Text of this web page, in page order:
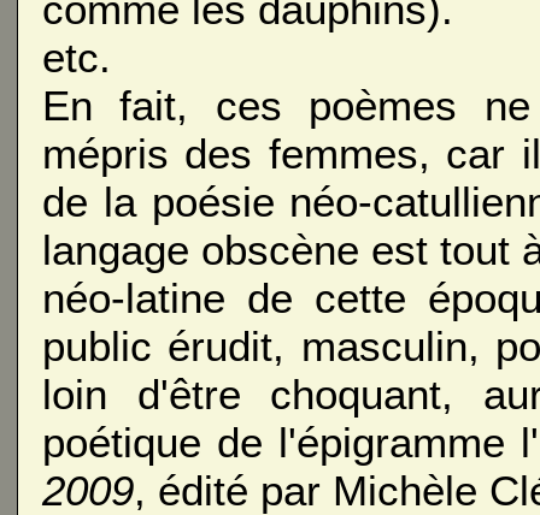
etc.
En fait, ces poèmes
mépris des femmes, car
de la poésie néo-
langage obscène est tout
néo-latine de cette
public érudit, masculin,
loin d'être choquant,
poétique de l'épigramme
2009, édité par Michèle